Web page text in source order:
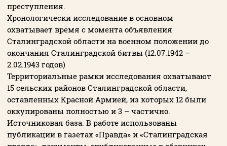
преступления.
Хронологически исследование в основном
охватывает время с момента объявления
Сталинградской области на военном положении до
окончания Сталинградской битвы (12.07.1942 –
2.02.1943 годов)
Территориальные рамки исследования охватывают
15 сельских районов Сталинградской области,
оставленных Красной Армией, из которых 12 были
оккупированы полностью и 3 – частично.
Источниковая база. В работе использованы
публикации в газетах «Правда» и «Сталинградская